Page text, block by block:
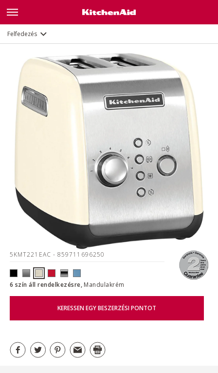
Felfedezés
5KMT221EAC - 859711696250
6 szín áll rendelkezésre, Mandulakrém
KERESSEN EGY BESZERZÉSI PONTOT